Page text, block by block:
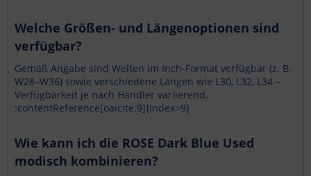
Welche Größen- und Längenoptionen sind
verfügbar?
Gemäß Angabe sind Weiten im Inch-Format verfügbar (z. B.
W28–W36) sowie verschiedene Längen wie L30, L32, L34 –
Verfügbarkeit je nach Händler variierend.
:contentReference[oaicite:9]{index=9}
Wie kann ich die ROSE Dark Blue Used
modisch kombinieren?